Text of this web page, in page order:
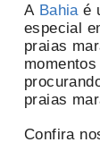
A Bahia é
especial
praias
praias
Confira